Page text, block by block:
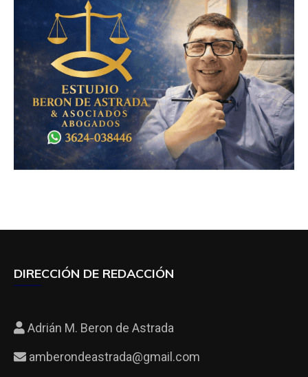
DIRECCIÓN DE REDACCIÓN
Adrián M. Beron de Astrada
amberondeastrada@gmail.com